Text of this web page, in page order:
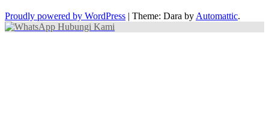
Proudly powered by WordPress | Theme: Dara by Automattic.
Hubungi Kami